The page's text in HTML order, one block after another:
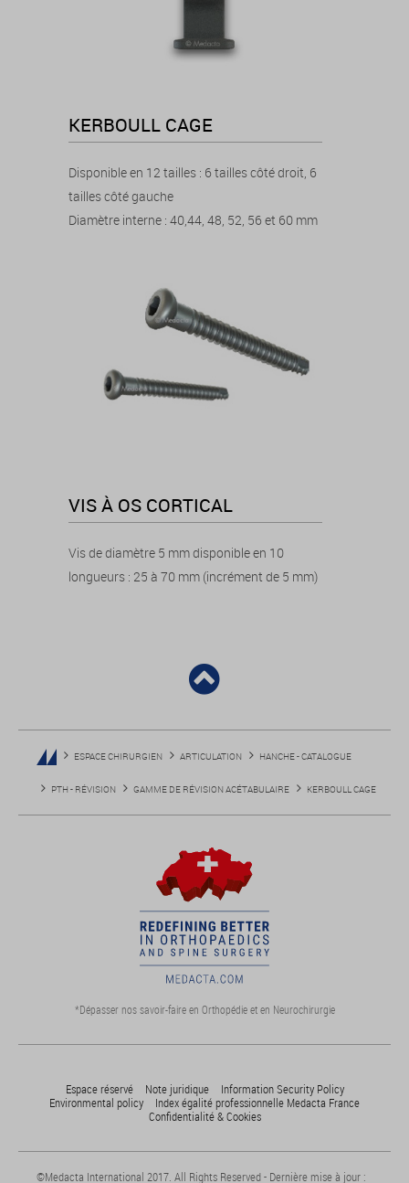
KERBOULL CAGE
Disponible en 12 tailles : 6 tailles côté droit, 6
tailles côté gauche
Diamètre interne : 40,44, 48, 52, 56 et 60 mm
VIS À OS CORTICAL
Vis de diamètre 5 mm disponible en 10
longueurs : 25 à 70 mm (incrément de 5 mm)
ESPACE CHIRURGIEN ARTICULATION HANCHE - CATALOGUE
PTH - RÉVISION GAMME DE RÉVISION ACÉTABULAIRE KERBOULL CAGE
*Dépasser nos savoir-faire en Orthopédie et en Neurochirurgie
Espace réservé Note juridique
Information Security Policy
Environmental policy
Index égalité professionnelle Medacta France
Confidentialité & Cookies
©Medacta International 2017. All Rights Reserved - Dernière mise à jour :